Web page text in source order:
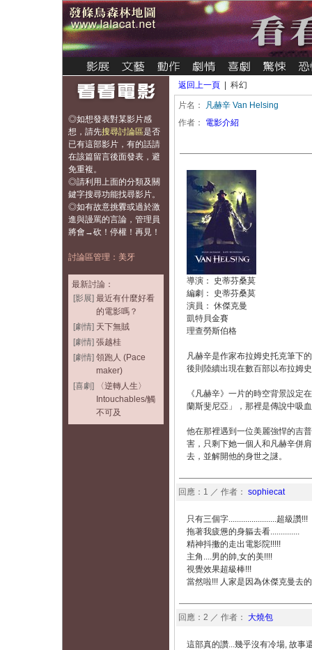
◎如想發表對某影片感
想， 請先搜尋討論區是否
已有這部影片，有的話請
在該篇留言後面發表，避
免重複。
◎請利用上面的分類及關
鍵字搜尋功能找尋影片。
◎如有故意挑釁或過於激
進與謾罵的言論，管理員
將會→砍！停權！再見！
討論區管理：美牙
最新討論：
[影展] 最近有什麼好看
的電影嗎？
[劇情] 天下無賊
[劇情] 張越桂
[劇情] 領跑人 (Pace
maker)
[喜劇]
〈逆轉人生〉
Intouchables/觸
不可及
返回上一頁 | 科幻
片名：
凡赫辛 Van Helsing
作者：
電影介紹
導演： 史蒂芬桑莫
編劇： 史蒂芬桑莫
演員： 休傑克曼
凱特貝金賽
理查勞斯伯格
凡赫辛是作家布拉姆史托克筆下
後則陸續出現在數百部以布拉姆
《凡赫辛》一片的時空背景設定
蘭斯斐尼亞」，那裡是傳說中吸
他在那裡遇到一位美麗強悍的吉
害，只剩下她一個人和凡赫辛併
去，並解開他的身世之謎。
回應：1 ／ 作者： sophiecat
只有三個字.......................超級讚!!!
拖著我疲憊的身軀去看..............
精神抖擻的走出電影院!!!!!
主角....男的帥,女的美!!!!
視覺效果超級棒!!!
當然啦!!! 人家是因為休傑克曼去
回應：2 ／ 作者： 大燒包
這部真的讚...幾乎沒有冷場, 故事